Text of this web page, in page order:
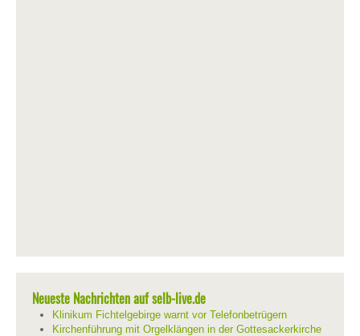
Neueste Nachrichten auf selb-live.de
Klinikum Fichtelgebirge warnt vor Telefonbetrügern
Kirchenführung mit Orgelklängen in der Gottesackerkirche